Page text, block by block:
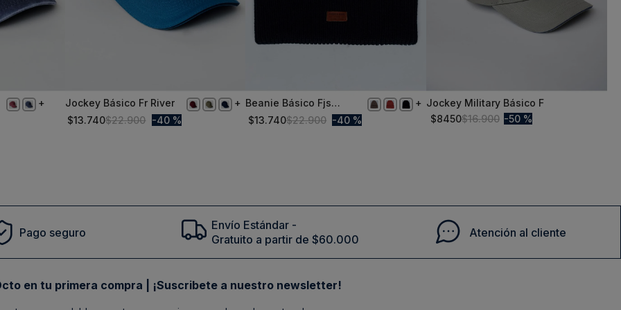
TALLA ÚNICA
Jockey Básico Fr River
$13.740$22.900 40 %
TALLA ÚNICA
Beanie Básico Fjs
Marine
$13.740$22.900 40 %
S/T
Jockey Military Básico F
$8450$16.900 50 %
Pago seguro
Envío Estándar -
Gratuito a partir de $60.000
Atención al cliente
en tu primera compra | ¡Suscribete a nuestro newsletter!